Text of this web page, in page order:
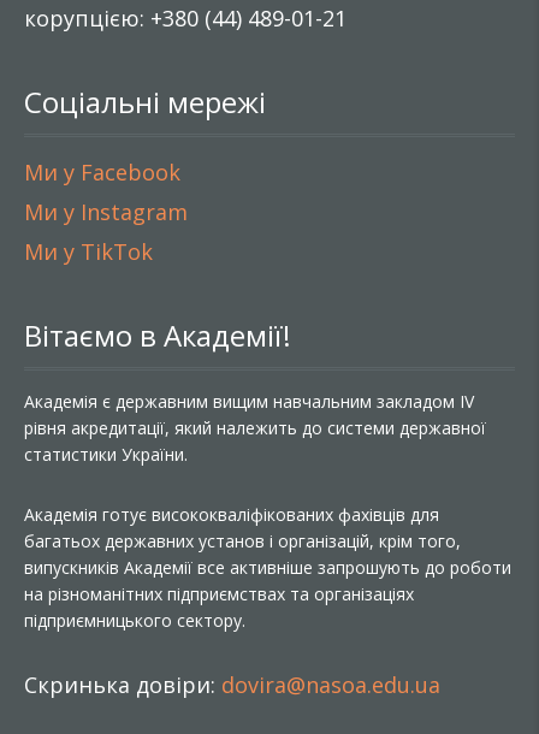
корупцією: +380 (44) 489-01-21
Соціальні мережі
Ми у Facebook
Ми у Instagram
Ми у TikTok
Вітаємо в Академії!
Академія є державним вищим навчальним закладом IV
рівня акредитації, який належить до системи державної
статистики України.
Академія готує висококваліфікованих фахівців для
багатьох державних установ і організацій, крім того,
випускників Академії все активніше запрошують до роботи
на різноманітних підприємствах та організаціях
підприємницького сектору.
Скринька довіри: dovira@nasoa.edu.ua